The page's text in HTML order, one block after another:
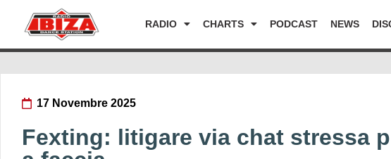
RADIO CHARTS PODCAST NEWS
17 Novembre 2025
Fexting: litigare via chat stressa